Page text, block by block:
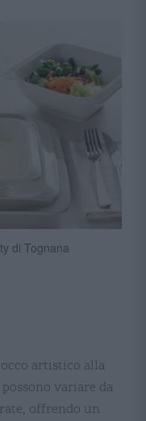
di Tognana
artistico alla
variare da
offrendo un